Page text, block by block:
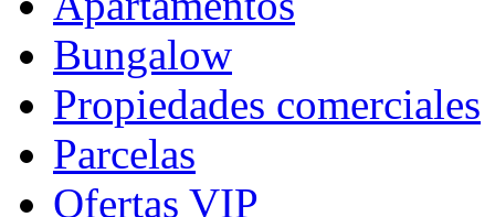
Bungalow
Propiedades comerciales
Parcelas
Ofertas VIP